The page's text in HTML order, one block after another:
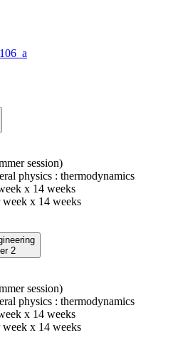
session)
physics : thermodynamics
x 14 weeks
x 14 weeks
2
session)
physics : thermodynamics
x 14 weeks
x 14 weeks